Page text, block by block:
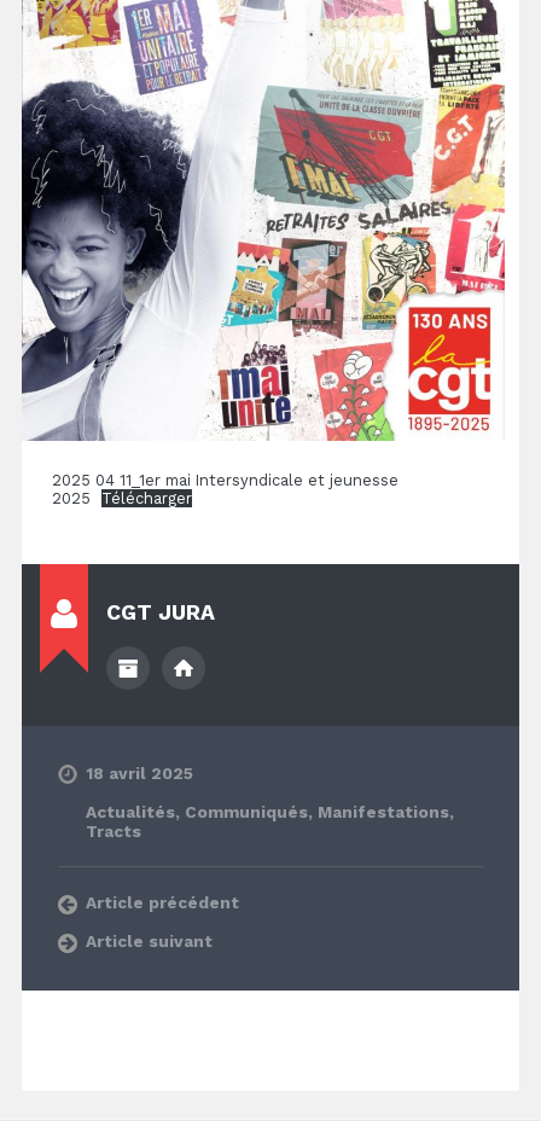
2025 04 11_1er mai Intersyndicale et jeunesse
2025
Télécharger
CGT JURA
18 avril 2025
Actualités, Communiqués, Manifestations,
Tracts
Article précédent
Article suivant